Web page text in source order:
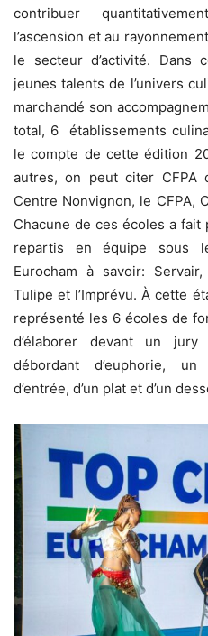
contribuer
l’ascension et au
le secteur d’activité. Dans
jeunes talents de l’univers
marchandé son
total, 6 établissements
le compte de cette édition
autres, on peut citer CFPA
Centre Nonvignon, le CFPA,
Chacune de ces écoles a
repartis en équipe sous
Eurocham à savoir:
Tulipe et l’Imprévu. À cette
représenté les 6 écoles de
d’élaborer devant un
débordant d’euphorie,
d’entrée, d’un plat et d’un